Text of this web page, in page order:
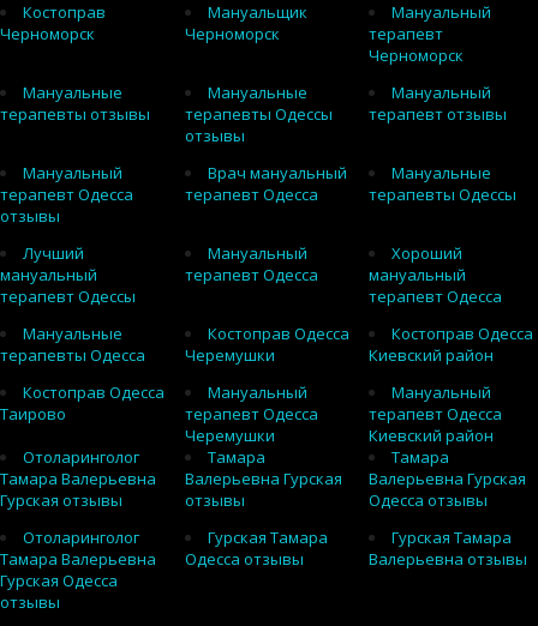
Костоправ
Черноморск
Мануальщик
Черноморск
Мануальный
терапевт
Черноморск
Мануальные
терапевты отзывы
Мануальные
терапевты Одессы
отзывы
Мануальный
терапевт отзывы
Мануальный
терапевт Одесса
отзывы
Врач мануальный
терапевт Одесса
Мануальные
терапевты Одессы
Лучший
мануальный
терапевт Одессы
Мануальный
терапевт Одесса
Хороший
мануальный
терапевт Одесса
Мануальные
терапевты Одесса
Костоправ Одесса
Черемушки
Костоправ Одесса
Киевский район
Костоправ Одесса
Таирово
Мануальный
терапевт Одесса
Черемушки
Мануальный
терапевт Одесса
Киевский район
Отоларинголог
Тамара Валерьевна
Гурская отзывы
Тамара
Валерьевна Гурская
отзывы
Тамара
Валерьевна Гурская
Одесса отзывы
Отоларинголог
Тамара Валерьевна
Гурская Одесса
отзывы
Гурская Тамара
Одесса отзывы
Гурская Тамара
Валерьевна отзывы